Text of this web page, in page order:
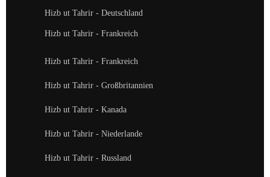
Hizb ut Tahrir - Deutschland
Hizb ut Tahrir - Frankreich
Hizb ut Tahrir - Frankreich
Hizb ut Tahrir - Großbritannien
Hizb ut Tahrir - Kanada
Hizb ut Tahrir - Niederlande
Hizb ut Tahrir - Russland